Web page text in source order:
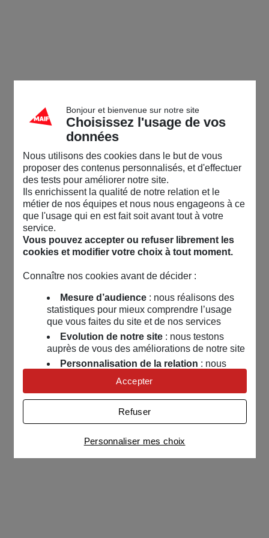
Bonjour et bienvenue sur notre site
Choisissez l'usage de vos
données
Nous utilisons des cookies dans le but de vous
proposer des contenus personnalisés, et d'effectuer
des tests pour améliorer notre site.
Ils enrichissent la qualité de notre relation et le
métier de nos équipes et nous nous engageons à ce
que l'usage qui en est fait soit avant tout à votre
service.
Vous pouvez accepter ou refuser librement les
cookies et modifier votre choix à tout moment.
Connaître nos cookies avant de décider :
Mesure d’audience: nous réalisons des
statistiques pour mieux comprendre l’usage
que vous faites du site et de nos services
Evolution de notre site: nous testons
auprès de vous des améliorations de notre site
Personnalisation de la relation : nous
nous servons de cookies pour adapter nos
contenus et personnaliser nos offres
Univers publicitaire: nous utilisons avec
nos partenaires des cookies pour afficher des
publicités personnalisées
Connaître notre politique cookies et la liste de nos
partenaires
Personnaliser mes choix
Refuser
Accepter